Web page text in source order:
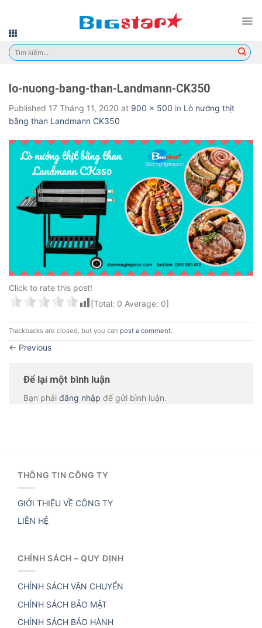
content
Tìm
kiếm:
lo-nuong-bang-than-Landmann-CK350
Published 17 Tháng 11, 2020 at 900 × 500 in Lò nướng thịt
bằng than Landmann CK350
Click to rate this post!
[Total: 0 Average: 0]
Trackbacks are closed, but you can post a comment.
← Previous
Để lại một bình luận
Bạn phải đăng nhập để gửi bình luận.
THÔNG TIN CÔNG TY
GIỚI THIỆU VỀ CÔNG TY
LIÊN HỆ
CHÍNH SÁCH – QUY ĐỊNH
CHÍNH SÁCH VẬN CHUYỂN
CHÍNH SÁCH BẢO MẬT
CHÍNH SÁCH BẢO HÀNH